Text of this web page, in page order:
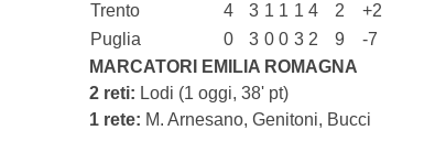
Trento
4 3 1 1 1 4 2
+2
Puglia
0 3 0 0 3 2 9
-7
MARCATORI EMILIA ROMAGNA
2 reti: Lodi (1 oggi, 38' pt)
1 rete: M. Arnesano, Genitoni, Bucci